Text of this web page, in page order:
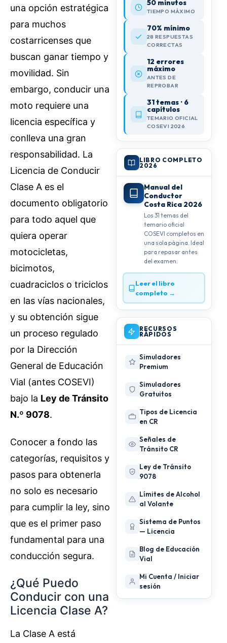
una opción estratégica
para muchos
costarricenses que
buscan ganar tiempo y
movilidad. Sin
embargo, conducir una
moto requiere una
licencia específica y
conlleva una gran
responsabilidad. La
Licencia de Conducir
Clase A es el
documento obligatorio
para todo aquel que
quiera operar
motocicletas,
bicimotos,
cuadraciclos o triciclos
en las vías nacionales,
y su obtención sigue
un proceso regulado
por la Dirección
General de Educación
Vial (antes COSEVI)
bajo la Ley de Tránsito
N.º 9078.
Conocer a fondo las
categorías, requisitos y
pasos para obtenerla
no solo es necesario
para cumplir la ley, sino
que es el primer paso
fundamental para una
conducción segura.
¿Qué Puedo
Conducir con una
Licencia Clase A?
La Clase A está
50 minutos
TIEMPO MÁXIMO
70% mínimo
28 RESPUESTAS
CORRECTAS
12 errores
máximo
ANTES DE
REPROBAR
31 temas · 6
capítulos
TEMARIO OFICIAL
COSEVI 2026
LIBRO COMPLETO
2026
Manual del
Conductor
Costa Rica 2026
Los 31 temas del
temario oficial
COSEVI completos en
una sola página. Ideal
para repasar antes
del examen.
Leer el libro
completo →
RECURSOS
RÁPIDOS
Simuladores
Premium
Simuladores
Gratuitos
Tipos de Licencia
en CR
Señales de
Tránsito CR
Ley de Tránsito
9078
Límites de Alcohol
al Volante
Sistema de Puntos
— Licencia
Blog de Educación
Vial
Mi Cuenta / Iniciar
sesión